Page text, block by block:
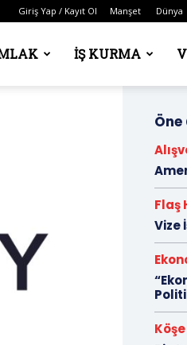
Giriş Yap / Kayıt Ol Manşet Dünya
İŞ KURMA
Öne
Flaş
Vize
Köşe